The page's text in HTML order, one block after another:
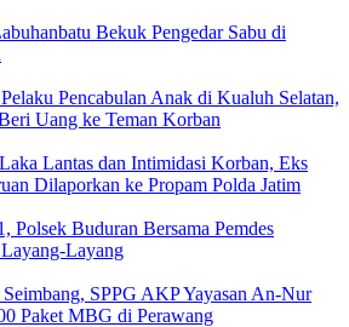
Bekuk Pengedar Sabu di
Pencabulan Anak di Kualuh Selatan,
Uang ke Teman Korban
Lantas dan Intimidasi Korban, Eks
Dilaporkan ke Propam Polda Jatim
Polsek Buduran Bersama Pemdes
Layang
SPPG AKP Yayasan An-Nur
Paket MBG di Perawang